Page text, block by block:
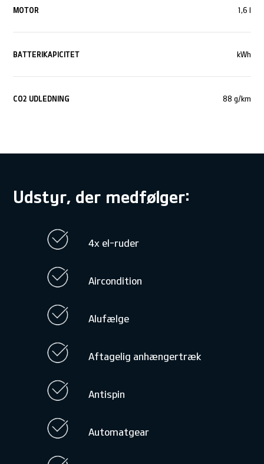
MOTOR 1,6 l
BATTERIKAPICITET kWh
CO2 UDLEDNING 88 g/km
Udstyr, der medfølger:
4x el-ruder
Aircondition
Alufælge
Aftagelig anhængertræk
Antispin
Automatgear